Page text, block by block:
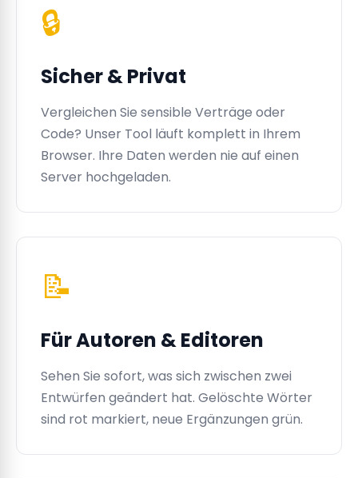
🔒
Sicher & Privat
Vergleichen Sie sensible Verträge oder
Code? Unser Tool läuft komplett in Ihrem
Browser. Ihre Daten werden nie auf einen
Server hochgeladen.
📝
Für Autoren & Editoren
Sehen Sie sofort, was sich zwischen zwei
Entwürfen geändert hat. Gelöschte Wörter
sind rot markiert, neue Ergänzungen grün.